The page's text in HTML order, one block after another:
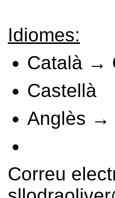
Idiomes:
Català →
Castellà
Anglès →
Correu